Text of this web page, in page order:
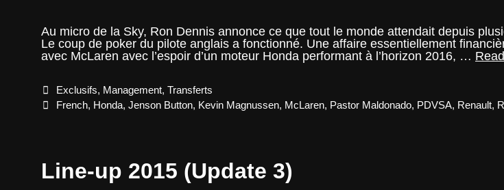
Au micro de la Sky, Ron Dennis annonce ce que tout le monde attendait depuis
Le coup de poker du pilote anglais a fonctionné. Une affaire essentiellement
avec McLaren avec l’espoir d’un moteur Honda performant à l’horizon 2016, …
Categories
Exclusifs, Management,Transferts
Tags
French, Honda,Jenson Button, Kevin Magnussen, McLaren, Pastor Maldonado, PDVSA, Renault,
Line-up 2015 (Update 3)